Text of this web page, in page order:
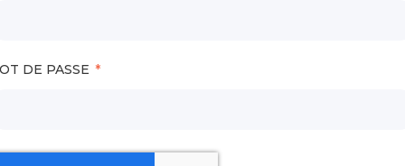
DE PASSE